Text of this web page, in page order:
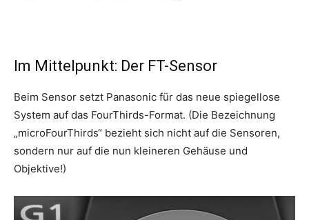
Im Mittelpunkt: Der FT-Sensor
Beim Sensor setzt Panasonic für das neue spiegellose
System auf das FourThirds-Format. (Die Bezeichnung
„microFourThirds“ bezieht sich nicht auf die Sensoren,
sondern nur auf die nun kleineren Gehäuse und
Objektive!)